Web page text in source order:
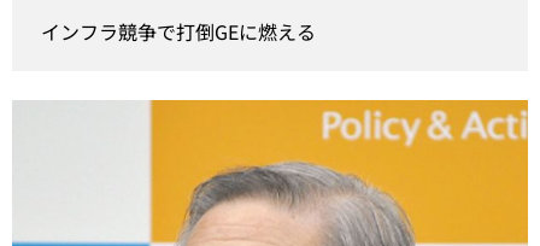
インフラ競争で打倒GEに燃える